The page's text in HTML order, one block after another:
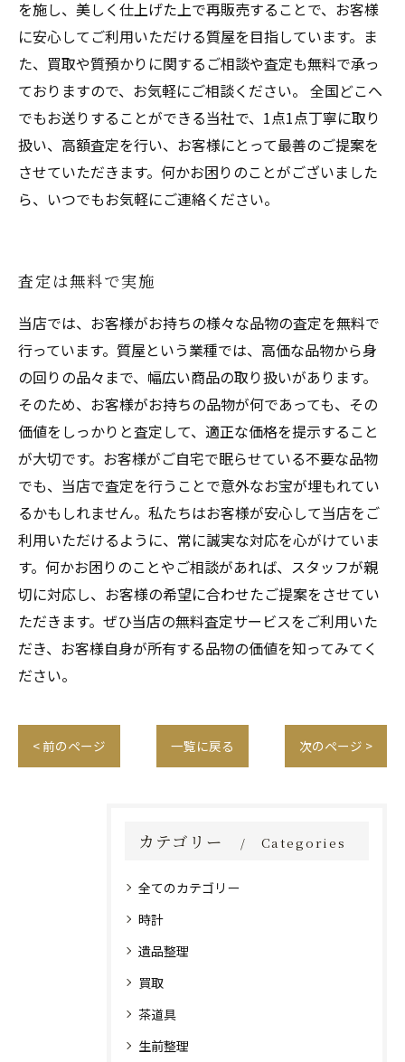
を施し、美しく仕上げた上で再販売することで、お客様
に安心してご利用いただける質屋を目指しています。ま
た、買取や質預かりに関するご相談や査定も無料で承っ
ておりますので、お気軽にご相談ください。 全国どこへ
でもお送りすることができる当社で、1点1点丁寧に取り
扱い、高額査定を行い、お客様にとって最善のご提案を
させていただきます。何かお困りのことがございました
ら、いつでもお気軽にご連絡ください。
査定は無料で実施
当店では、お客様がお持ちの様々な品物の査定を無料で
行っています。質屋という業種では、高価な品物から身
の回りの品々まで、幅広い商品の取り扱いがあります。
そのため、お客様がお持ちの品物が何であっても、その
価値をしっかりと査定して、適正な価格を提示すること
が大切です。お客様がご自宅で眠らせている不要な品物
でも、当店で査定を行うことで意外なお宝が埋もれてい
るかもしれません。私たちはお客様が安心して当店をご
利用いただけるように、常に誠実な対応を心がけていま
す。何かお困りのことやご相談があれば、スタッフが親
切に対応し、お客様の希望に合わせたご提案をさせてい
ただきます。ぜひ当店の無料査定サービスをご利用いた
だき、お客様自身が所有する品物の価値を知ってみてく
ださい。
< 前のページ 一覧に戻る 次のページ >
カテゴリー Categories
全てのカテゴリー
時計
遺品整理
買取
茶道具
生前整理